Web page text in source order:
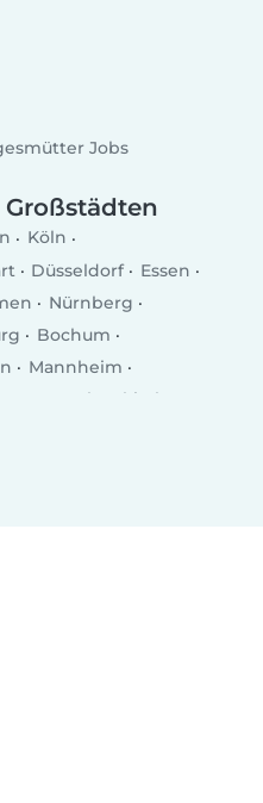
Jobs
Köln
Düsseldorf
Essen
Nürnberg
Bochum
Mannheim
Gelsenkirchen